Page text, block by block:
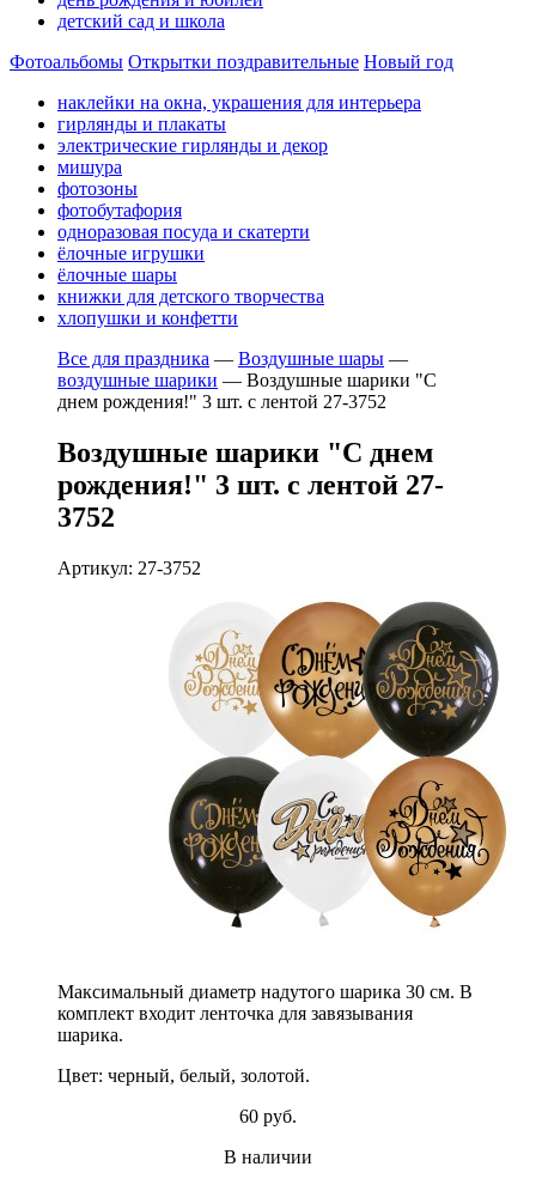
детский сад и школа
Фотоальбомы Открытки поздравительные Новый год
наклейки на окна, украшения для интерьера
гирлянды и плакаты
электрические гирлянды и декор
мишура
фотозоны
фотобутафория
одноразовая посуда и скатерти
ёлочные игрушки
ёлочные шары
книжки для детского творчества
хлопушки и конфетти
Все для праздника — Воздушные шары —
воздушные шарики — Воздушные шарики "С
днем рождения!" 3 шт. с лентой 27-3752
Воздушные шарики "С днем
рождения!" 3 шт. с лентой 27-
3752
Артикул: 27-3752
Максимальный диаметр надутого шарика 30 см. В
комплект входит ленточка для завязывания
шарика.
Цвет: черный, белый, золотой.
60 руб.
В наличии